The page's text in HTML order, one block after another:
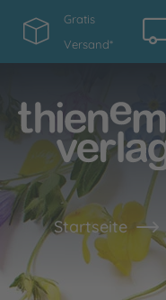
Gratis
Versand*
Startseite